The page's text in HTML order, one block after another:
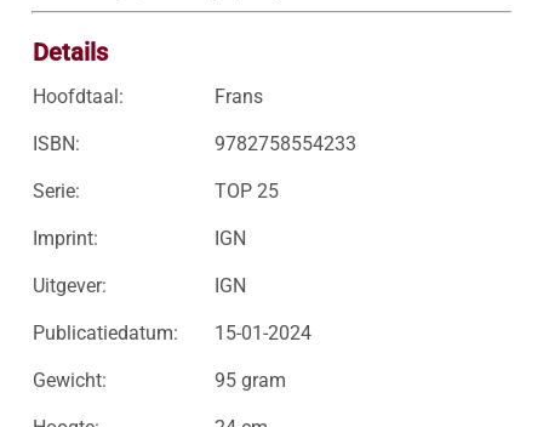
Details
Hoofdtaal: Frans
ISBN: 9782758554233
Serie: TOP 25
Imprint: IGN
Uitgever: IGN
Publicatiedatum: 15-01-2024
Gewicht: 95 gram